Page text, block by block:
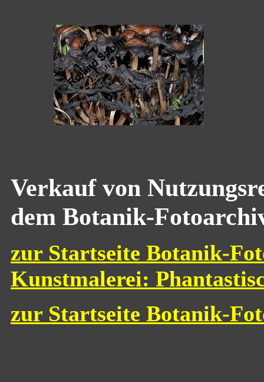
Verkauf von
dem Botanik-
zur Startseite Botanik-
Kunstmalerei:
zur Startseite Botanik-